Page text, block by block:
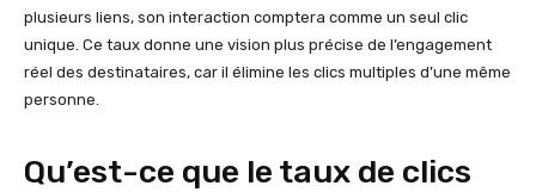
plusieurs liens, son interaction comptera comme un seul clic
unique. Ce taux donne une vision plus précise de l’engagement
réel des destinataires, car il élimine les clics multiples d’une même
personne.
Qu’est-ce que le taux de clics